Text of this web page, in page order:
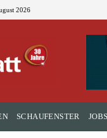
2026
SCHAUFENSTER JOBS